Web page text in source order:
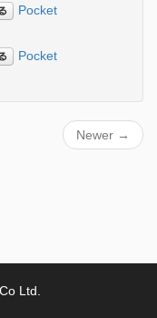
Pocket
Pocket
Newer →
Ltd.